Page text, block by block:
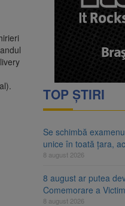
persoane primesc îngrijiri
aceeași oră și același
TOP ȘTIRI
Se schimbă
unice în toată țara,
8 august 2026
8 august ar putea
Comemorare a
8 august 2026